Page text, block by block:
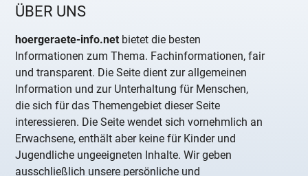
ÜBER UNS
hoergeraete-info.net bietet die besten
Informationen zum Thema. Fachinformationen, fair
und transparent. Die Seite dient zur allgemeinen
Information und zur Unterhaltung für Menschen,
die sich für das Themengebiet dieser Seite
interessieren. Die Seite wendet sich vornehmlich an
Erwachsene, enthält aber keine für Kinder und
Jugendliche ungeeigneten Inhalte. Wir geben
ausschließlich unsere persönliche und